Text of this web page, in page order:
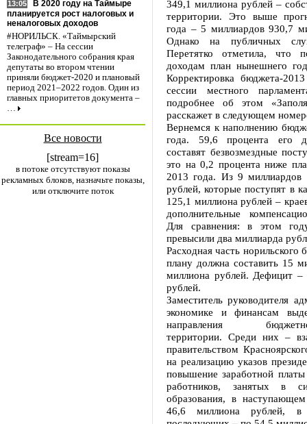
13:05
В 2020 году на Таймыре
планируется рост налоговых и
неналоговых доходов
#НОРИЛЬСК. «Таймырский
телеграф» – На сессии
Законодательного собрания края
депутаты во втором чтении
приняли бюджет-2020 и плановый
период 2021–2022 годов. Один из
главных приоритетов документа –
…
Все новости
[stream=16]
в потоке отсутствуют показы
рекламных блоков, назначьте показы,
или отключите поток
349,1 миллиона рублей –
территории. Это выше
года – 5 миллиардов 930,7
Однако на публичных
Перетятко отметила, что
доходам план нынешнего
Корректировка бюджета-
сессии местного
подробнее об этом
расскажет в следующем
Вернемся к наполнению
года. 59,6 процента его
составят безвозмездные
это на 0,2 процента ниже
2013 года. Из 9 миллиардов
рублей, которые поступят в
125,1 миллиона рублей –
дополнительные
Для сравнения: в этом
превысили два миллиарда
Расходная часть норильского
плану должна составить 15
миллиона рублей. Дефицит –
рублей.
Заместитель руководителя
экономике и финансам
направления
территории. Среди них –
правительством
на реализацию указов
повышение заработной платы
работников, занятых в
образования, в
46,6 миллиона рублей, в